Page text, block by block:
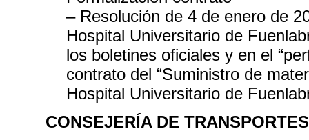
– Resolución de 4 de enero de
Hospital Universitario de
los boletines oficiales y en el
contrato del “Suministro de
Hospital Universitario de
CONSEJERÍA DE